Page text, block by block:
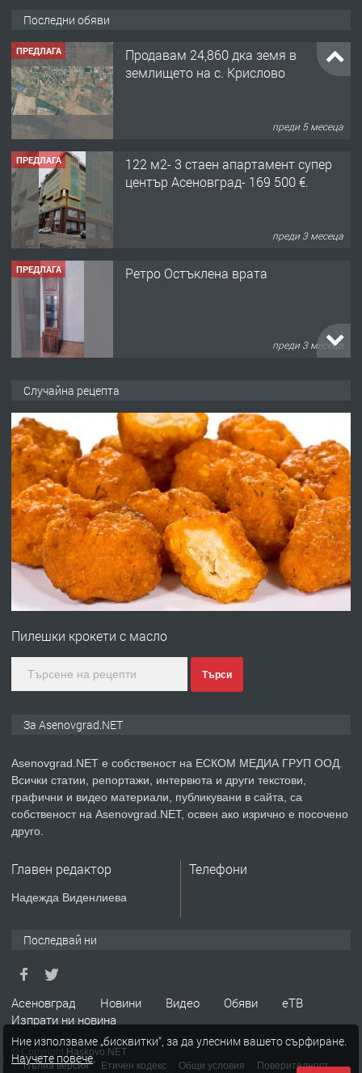
Последни обяви
ПРЕДЛАГА
Продавам 24,860 дка земя в
землището на с. Крислово
преди 5 месеца
ПРЕДЛАГА
122 м2- 3 стаен апартамент супер
център Асеновград- 169 500 €.
преди 3 месеца
ПРЕДЛАГА Ретро Остъклена врата
преди 3 месеца
преди 10 месеца
ПРЕДЛАГА
Професионална броячна машина -
със сертификат от ЕЦБ
преди 1 година
ПРЕДЛАГА
Професионална зеленчукорезачка
преди 2 години
ПРЕДЛАГА
Давам индивидуалани уроци по
преди 2 години
Висококачествени Целофанови
Случайна рецепта
Пилешки крокети с масло
Търси
За Asenovgrad.NET
Asenovgrad.NET е собственост на ЕСКОМ МЕДИА ГРУП ООД.
Всички статии, репортажи, интервюта и други текстови,
графични и видео материали, публикувани в сайта, са
собственост на Asenovgrad.NET, освен ако изрично е посочено
друго.
Главен редактор
Надежда Виденлиева
Телефони
Последвай ни
Асеновград Новини Видео Обяви
еТВ
Изпрати ни новина
© Copyright Haskovo.NET
Пълна версия
Етичен кодекс Общи условия Поверителност
Ние използваме „бисквитки“, за да улесним вашето сърфиране.
Научете повече.